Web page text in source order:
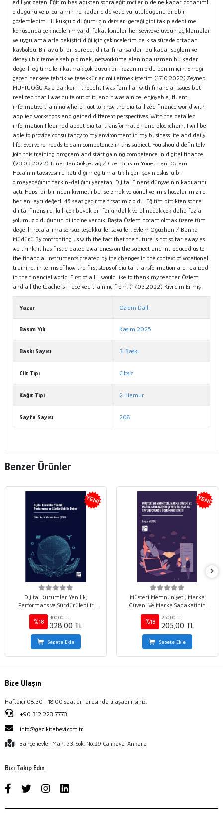
ediliyor zaten. Eğitim başladıktan sonra eğitimcilerin de ne kadar donanımlı
olduğunu ve programın ne kadar ciddiyetle yürütüldüğünü birebir
gözlemledim. Hukukçu olduğum için dersleri gereği gibi takip edebilme
konusunda çekincelerim vardı fakat konular her seviyeye uygun açıklamalar
ve uygulamalarla pekiştirildiği için çekincelerim de kısa sürede ortadan
kayboldu. Bir ay gibi bir sürede, dijital finansa dair bu kadar sağlam ve
detaylı bir temele sahip olmak, networküme alanında uzman bu kadar
değerli eğitimcileri katmak çok büyük bir kazanım oldu benim için. Emeği
geçen herkese tebrik ve teşekkürlerimi iletmek isterim (17.10.2022) Zeynep
MÜFTÜOĞU As a banker, I thought I was familiar with financial issues but
realized that I was quite out of it, and it was a nice, enjoyable, fluent,
informative training where I got to know the digita-lized finance world with
applied workshops and gained different perspectives. With the detailed
information I learned about digital transformation and blockchain, I will be
able to provide consultancy to my environment in my business life and daily
life. Everyone needs to gain competence in this subject. You should definitely
join this training program and start gaining competence in digital finance.
(23.03.2022) Tuna Han Gökçedağ / Özel Birikim Yönetmeni Özlem
Hoca’nın tavsiyesi ile katıldığım eğitim artık hiçbir şeyin eskisi gibi
olmayacağının farkın-dalığını yaratan, Dijital Finans dünyasının kapılarını
açtı. Hepsi birbirinden kıymetli bu işe emek ve gönül vermiş hocalarımız ile
her anı ayrı değerli 45 saat geçirme fırsatımız oldu. Eğitim bittikten sonra
dijital finans ile ilgili çok büyük bir farkındalık ve alınacak çok daha fazla
yolumuz olduğunun bilincine vardık. Başta Özlem hocam olmak üzere tüm
değerli hocalarıma sonsuz teşekkürler sevgiler. Eylem Oğuzhan / Banka
Müdürü By confronting us with the fact that the future is not so far away as
we think, it has first created awareness on the subject and introduced us to
the financial instruments created by the changes in the context of vocational
training, in terms of how the first steps of digital transformation are realized
in the financial world. First of all, I would like to thank my teacher Özlem
and all the teachers I received training from. (17.03.2022) Kıvılcım Ermiş
Yazar Özlem Dallı
Basım Yılı Kasım 2025
Baskı Sayısı 3. Baskı
Cilt Tipi Ciltsiz
Kağıt Tipi 2. Hamur
Sayfa Sayısı 208
Benzer Ürünler
Dijital Kurumlar Yenilik,
Performans ve Sürdürülebilir
%18
400,00 TL
328,00 TL
Sepete Ekle
Müşteri Memnuniyeti, Marka
Güveni Ve Marka Sadakatinin
Çevrim İçi Marka Savunuculuğu
Üzerindeki Etkisi
%18
250,00 TL
205,00 TL
Sepete Ekle
Bize Ulaşın
Haftaiçi 08:30 - 18:00 saatleri arasında ulaşabilirsiniz.
+90 312 223 7773
info@gazikitabevi.com.tr
Bahçelievler Mah. 53. Sok. No:29 Çankaya-Ankara
Bizi Takip Edin